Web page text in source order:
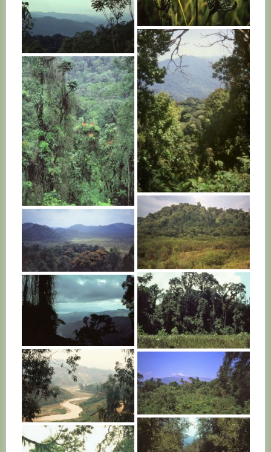
RWANDA
RWANDA
RWANDA
RWANDA
RWANDA
RWANDA
RWANDA
RWANDA